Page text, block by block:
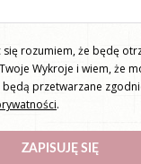
się rozumiem, że będę
Wykroje i wiem, że
przetwarzane
.
ZAPISUJĘ SIĘ